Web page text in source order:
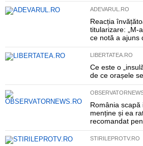
ADEVARUL.RO
Reacția
titularizare: „M-
ce notă a ajuns
LIBERTATEA.RO
Ce este o
de ce orașele
România scapă
menține și ea
recomandat
STIRILEPROTV.RO